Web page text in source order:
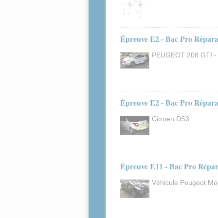
Épreuve E2 - Bac Pro
PEUGEOT 208 GTI -
Épreuve E2 - Bac Pro
Citroen DS3.
Épreuve E11 - Bac Pro
Véhicule Peugeot